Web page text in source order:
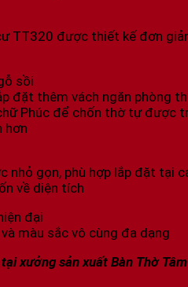
TT320 được thiết kế đơn
đặt thêm vách ngăn phòng
Phúc để chốn thờ tự được
hơn
nhỏ gọn, phù hợp lắp đặt tại
về diện tích
màu sắc vô cùng đa dạng
xưởng sản xuất Bàn Thờ Tâm